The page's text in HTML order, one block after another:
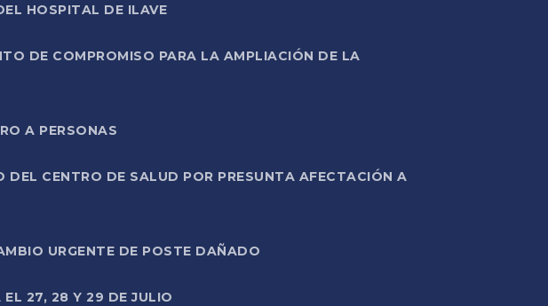
HOSPITAL DE ILAVE
DE COMPROMISO PARA LA AMPLIACIÓN DE LA
A PERSONAS
CENTRO DE SALUD POR PRESUNTA AFECTACIÓN A
URGENTE DE POSTE DAÑADO
EL 27, 28 Y 29 DE JULIO